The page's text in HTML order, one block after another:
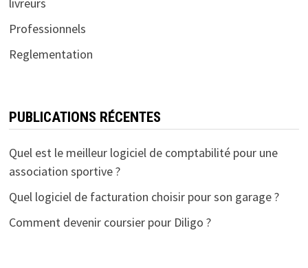
Professionnels
Reglementation
PUBLICATIONS RÉCENTES
Quel est le meilleur logiciel de comptabilité pour une
association sportive ?
Quel logiciel de facturation choisir pour son garage ?
Comment devenir coursier pour Diligo ?